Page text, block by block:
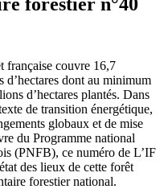
française couvre 16,7
d’hectares dont au minimum
d’hectares plantés. Dans
de transition énergétique,
globaux et de mise
du Programme national
(PNFB), ce numéro de L’IF
des lieux de cette forêt
forestier national.